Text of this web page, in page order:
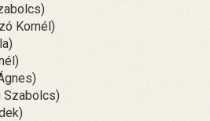
Kornél)
Szabolcs)